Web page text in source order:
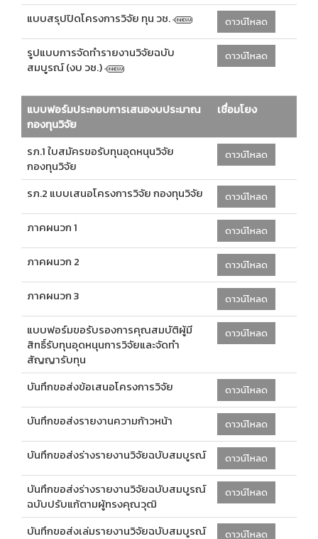
แบบสรุปปิดโครงการวิจัย ทุน วช. ดาวน์โหลด
รูปแบบการจัดทำรายงานวิจัยฉบับ
สมบูรณ์ (งบ วช.)
ดาวน์โหลด
แบบฟอร์มประกอบการเสนองบประมาณ
กองทุนวิจัย
เชื่อมโยง
รภ.1 ใบสมัครขอรับทุนอุดหนุนวิจัย
กองทุนวิจัย
ดาวน์โหลด
รภ.2 แบบเสนอโครงการวิจัย กองทุนวิจัย ดาวน์โหลด
ภาคผนวก 1 ดาวน์โหลด
ภาคผนวก 2 ดาวน์โหลด
ภาคผนวก 3 ดาวน์โหลด
แบบฟอร์มขอรับรองการคุณสมบัติผู้มี
สิทธิ์รับทุนอุดหนุนการวิจัยและจัดทำ
สัญญารับทุน
ดาวน์โหลด
บันทึกขอส่งข้อเสนอโครงการวิจัย ดาวน์โหลด
บันทึกขอส่งรายงานความก้าวหน้า ดาวน์โหลด
บันทึกขอส่งร่างรายงานวิจัยฉบับสมบูรณ์ ดาวน์โหลด
บันทึกขอส่งร่างรายงานวิจัยฉบับสมบูรณ์
ฉบับปรับแก้ตามผู้ทรงคุณวุฒิ
ดาวน์โหลด
บันทึกขอส่งเล่มรายงานวิจัยฉบับสมบูรณ์ ดาวน์โหลด